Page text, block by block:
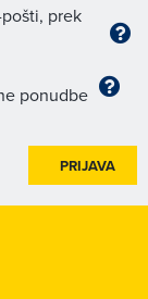
prek
ponudbe
PRIJAVA